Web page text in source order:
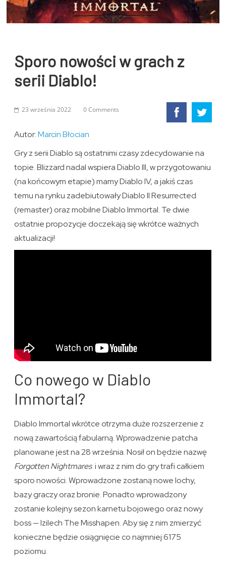
Sporo nowości w grach z
serii Diablo!
23 września 2022 0 Comments
Autor:Marcin Błocian
Gry z serii Diablo są ostatnimi czasy zdecydowanie na
topie. Blizzard nadal wspiera Diablo III, w przygotowaniu
(na końcowym etapie) mamy Diablo IV, a jakiś czas
temu na rynku zadebiutowały Diablo II Resurrected
(remaster) oraz mobilne Diablo Immortal. Te dwie
ostatnie propozycje doczekają się wkrótce ważnych
aktualizacji!
Co nowego w Diablo
Immortal?
Diablo Immortal wkrótce otrzyma duże rozszerzenie z
nową zawartością fabularną. Wprowadzenie patcha
planowane jest na 28 września. Nosił on będzie nazwę
Forgotten Nightmaresi wraz z nim do gry trafi całkiem
sporo nowości. Wprowadzone zostaną nowe lochy,
bazy graczy oraz bronie. Ponadto wprowadzony
zostanie kolejny sezon karnetu bojowego oraz nowy
boss — Izilech The Misshapen. Aby się z nim zmierzyć
konieczne będzie osiągnięcie co najmniej 6175
poziomu.